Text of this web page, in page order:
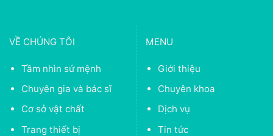
VỀ CHÚNG TÔI
Tầm nhìn sứ mệnh
Chuyên gia và bác sĩ
Cơ sở vật chất
Trang thiết bị
MENU
Giới thiệu
Chuyên khoa
Dịch vụ
Tin tức